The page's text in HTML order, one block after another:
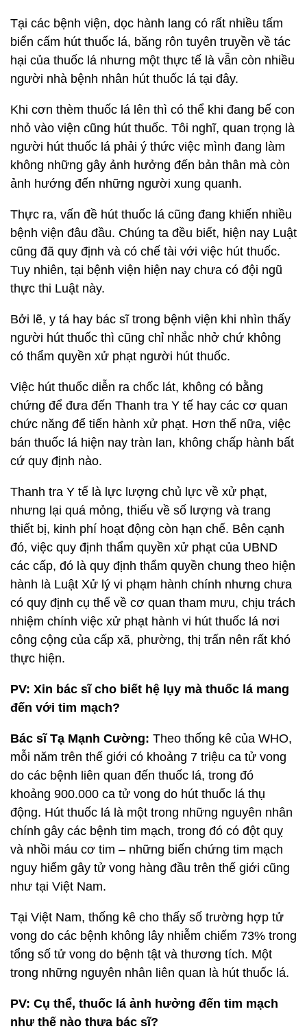
Tại các bệnh viện, dọc hành lang có rất nhiều tấm
biển cấm hút thuốc lá, băng rôn tuyên truyền về tác
hại của thuốc lá nhưng một thực tế là vẫn còn nhiều
người nhà bệnh nhân hút thuốc lá tại đây.
Khi cơn thèm thuốc lá lên thì có thể khi đang bế con
nhỏ vào viện cũng hút thuốc. Tôi nghĩ, quan trọng là
người hút thuốc lá phải ý thức việc mình đang làm
không những gây ảnh hưởng đến bản thân mà còn
ảnh hướng đến những người xung quanh.
Thực ra, vấn đề hút thuốc lá cũng đang khiến nhiều
bệnh viện đâu đầu. Chúng ta đều biết, hiện nay Luật
cũng đã quy định và có chế tài với việc hút thuốc.
Tuy nhiên, tại bệnh viện hiện nay chưa có đội ngũ
thực thi Luật này.
Bởi lẽ, y tá hay bác sĩ trong bệnh viện khi nhìn thấy
người hút thuốc thì cũng chỉ nhắc nhở chứ không
có thẩm quyền xử phạt người hút thuốc.
Việc hút thuốc diễn ra chốc lát, không có bằng
chứng để đưa đến Thanh tra Y tế hay các cơ quan
chức năng để tiến hành xử phạt. Hơn thế nữa, việc
bán thuốc lá hiện nay tràn lan, không chấp hành bất
cứ quy định nào.
Thanh tra Y tế là lực lượng chủ lực về xử phạt,
nhưng lại quá mỏng, thiếu về số lượng và trang
thiết bị, kinh phí hoạt động còn hạn chế. Bên cạnh
đó, việc quy định thẩm quyền xử phạt của UBND
các cấp, đó là quy định thẩm quyền chung theo hiện
hành là Luật Xử lý vi phạm hành chính nhưng chưa
có quy định cụ thể về cơ quan tham mưu, chịu trách
nhiệm chính việc xử phạt hành vi hút thuốc lá nơi
công cộng của cấp xã, phường, thị trấn nên rất khó
thực hiện.
PV: Xin bác sĩ cho biết hệ lụy mà thuốc lá mang
đến với tim mạch?
Bác sĩ Tạ Mạnh Cường: Theo thống kê của WHO,
mỗi năm trên thế giới có khoảng 7 triệu ca tử vong
do các bệnh liên quan đến thuốc lá, trong đó
khoảng 900.000 ca tử vong do hút thuốc lá thụ
động. Hút thuốc lá là một trong những nguyên nhân
chính gây các bệnh tim mạch, trong đó có đột quỵ
và nhồi máu cơ tim – những biến chứng tim mạch
nguy hiểm gây tử vong hàng đầu trên thế giới cũng
như tại Việt Nam.
Tại Việt Nam, thống kê cho thấy số trường hợp tử
vong do các bệnh không lây nhiễm chiếm 73% trong
tổng số tử vong do bệnh tật và thương tích. Một
trong những nguyên nhân liên quan là hút thuốc lá.
PV: Cụ thể, thuốc lá ảnh hưởng đến tim mạch
như thế nào thưa bác sĩ?